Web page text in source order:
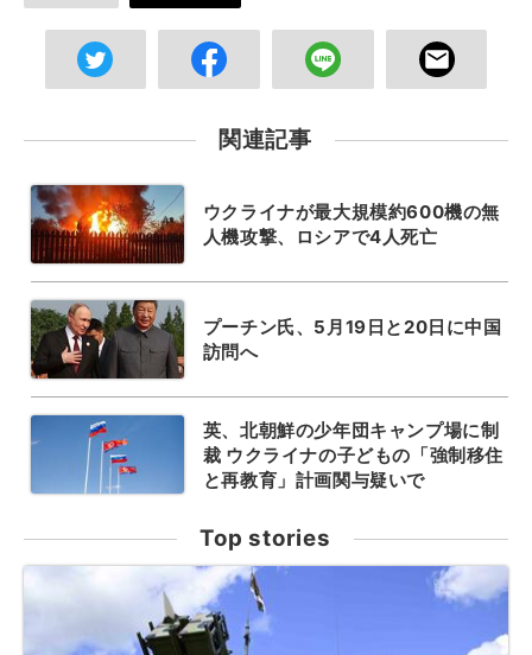
関連記事
ウクライナが最大規模約600機の無
人機攻撃、ロシアで4人死亡
プーチン氏、5月19日と20日に中国
訪問へ
英、北朝鮮の少年団キャンプ場に制
裁 ウクライナの子どもの「強制移住
と再教育」計画関与疑いで
Top stories